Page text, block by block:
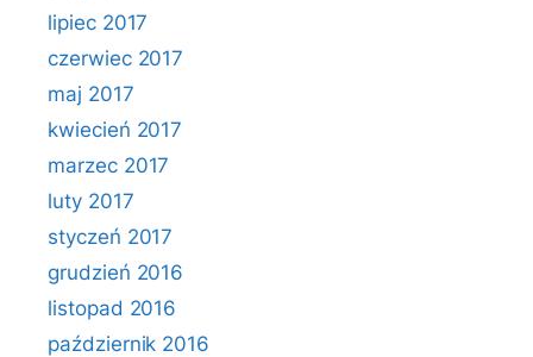
lipiec 2017
czerwiec 2017
maj 2017
kwiecień 2017
marzec 2017
luty 2017
styczeń 2017
grudzień 2016
listopad 2016
październik 2016